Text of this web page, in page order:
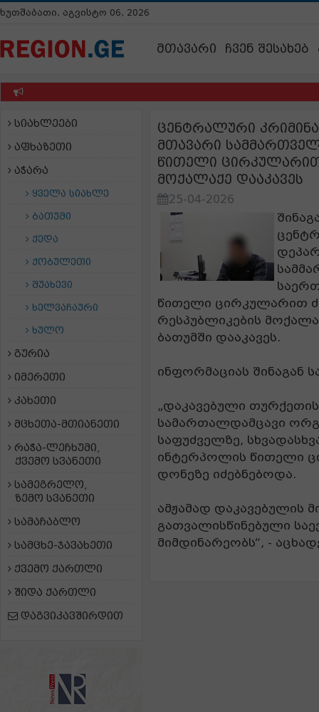
ხუთშაბათი, აგვისტო 06, 2026
მთავარი ჩვენ შესახებ
სიახლეები
აფხაზეთი
აჭარა
ყველა სიახლე
ბათუმი
ქედა
ქობულეთი
შუახევი
ხელვაჩაური
ხულო
გურია
იმერეთი
კახეთი
მცხეთა-მთიანეთი
რაჭა-ლეჩხუმი,
ქვემო სვანეთი
სამეგრელო,
ზემო სვანეთი
სამაჩაბლო
სამცხე-ჯავახეთი
ქვემო ქართლი
შიდა ქართლი
დაგვიკავშირდით
ცენტრალური
მთავარი
წითელი ცირკულარით
მოქალაქე დააკავეს
25-04-2026
წითელი ცირკულარით
რესპუბლიკების
ბათუმში დააკავეს.
ინფორმაციას შინაგან
„დაკავებული
სამართალდამცავი
საფუძველზე,
ინტერპოლის წითელი
დონეზე იძებნებოდა.
ამჟამად დაკავებულის
გათვალისწინებული
მიმდინარეობს“, -